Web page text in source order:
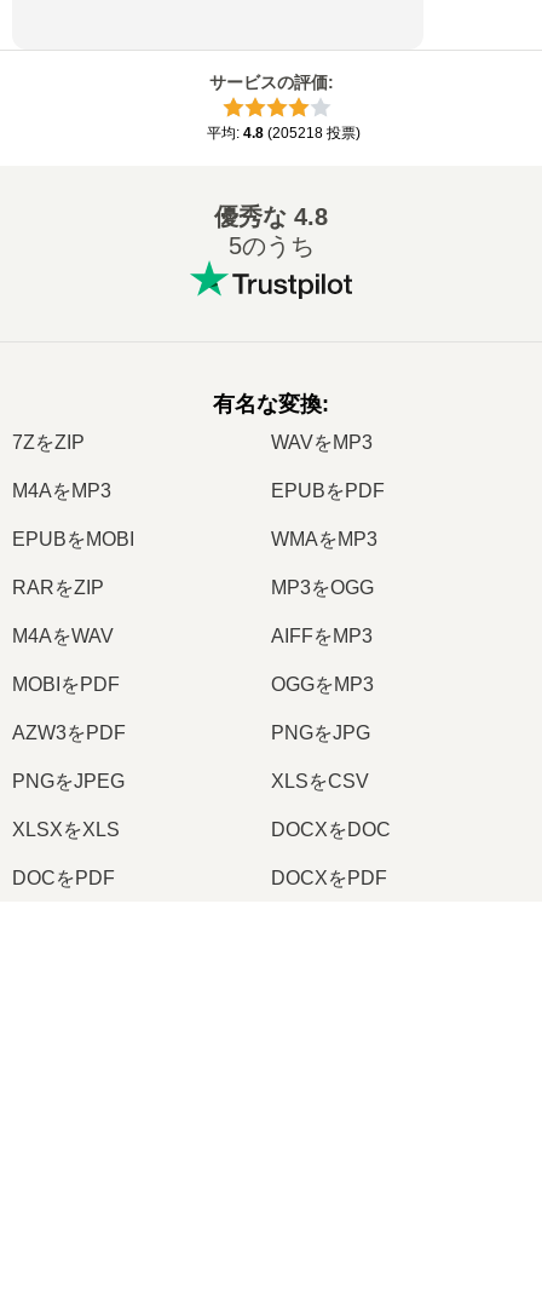
サービスの評価:
平均: 4.8 (205218 投票)
優秀な 4.8
5のうち
有名な変換:
7ZをZIP WAVをMP3
M4AをMP3 EPUBをPDF
EPUBをMOBI WMAをMP3
RARをZIP MP3をOGG
M4AをWAV AIFFをMP3
MOBIをPDF OGGをMP3
AZW3をPDF PNGをJPG
PNGをJPEG XLSをCSV
XLSXをXLS DOCXをDOC
DOCをPDF DOCXをPDF